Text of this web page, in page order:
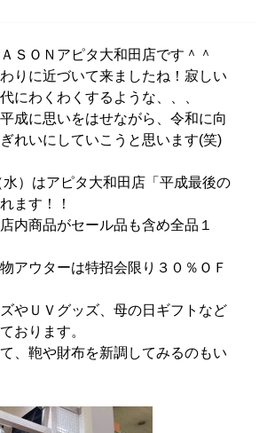
ＳＯＮアピタ大和田店です＾＾
りに近づいて来ましたね！寂しい
にわくわくするような、、、
成に思いをはせながら、令和に向
れいにしていこうと思います(笑)
）はアピタ大和田店「平成最後の
ます！！
内商品がセール品も含め全品１
アウターは特招会限り３０％ＯＦ
やＵＶグッズ、母の日ギフトなど
おります。
、鞄や財布を新調してみるのもい